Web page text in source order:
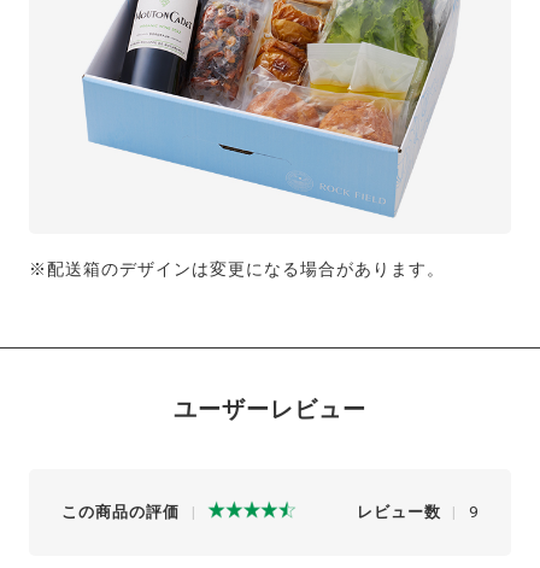
※配送箱のデザインは変更になる場合があります。
ユーザーレビュー
この商品の評価 レビュー数 9